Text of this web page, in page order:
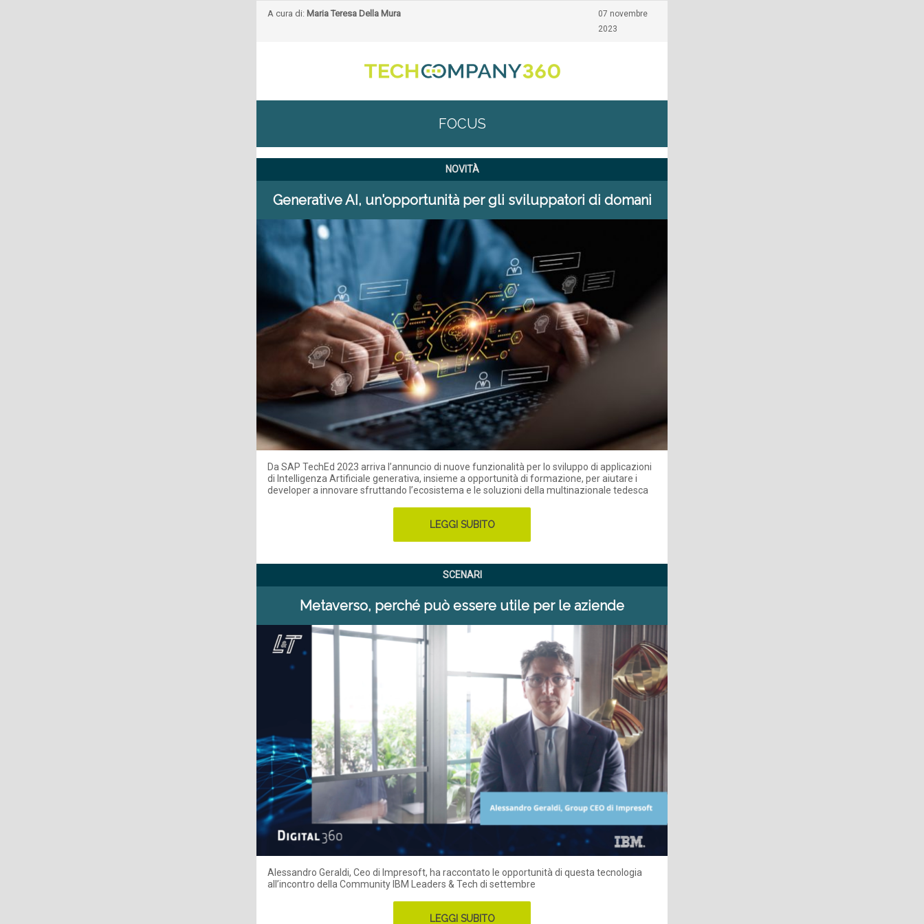
A cura di: Maria Teresa Della Mura
07 novembre
2023
FOCUS
NOVITÀ
Generative AI, un'opportunità per gli sviluppatori di domani
Da SAP TechEd 2023 arriva l’annuncio di nuove funzionalità per lo sviluppo di applicazioni
di Intelligenza Artificiale generativa, insieme a opportunità di formazione, per aiutare i
developer a innovare sfruttando l’ecosistema e le soluzioni della multinazionale tedesca
LEGGI SUBITO
SCENARI
Metaverso, perché può essere utile per le aziende
Alessandro Geraldi, Ceo di Impresoft, ha raccontato le opportunità di questa tecnologia
all’incontro della Community IBM Leaders & Tech di settembre
LEGGI SUBITO